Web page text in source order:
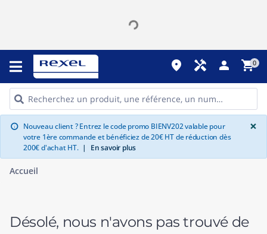
place handyman person shopping_cart0
info Nouveau client ? Entrez le code promo BIENV202 valable pour
votre 1ère commande et bénéficiez de 20€ HT de réduction dès
200€ d'achat HT. | En savoir plus
×
Accueil
Désolé, nous n'avons pas trouvé de